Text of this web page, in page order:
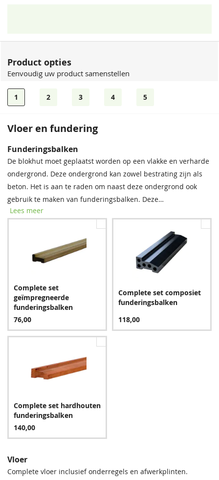
Product opties
Eenvoudig uw product samenstellen
1 2 3 4 5
Vloer en fundering
Tegen een meerprijs kunt u EPDM mee laten leveren. Bij het
pakket worden lijm en handschoenen geleverd. Inclusief
montagehandleiding.
255,00
Funderingsbalken
De blokhut moet geplaatst worden op een vlakke en verharde
ondergrond. Deze ondergrond kan zowel bestrating zijn als
beton. Het is aan te raden om naast deze ondergrond ook
gebruik te maken van funderingsbalken. Deze
funderingsbalken moeten onder de onderste wandlagen van
rechtstreeks in het regenwater komt te staan. De blokhut
wordt door de funderingsbalken beschermd tegen vocht en
schimmel, en de levensduur wordt verlengd. Wij raden u dan
ook ten zeerste aan één van de complete sets bij te bestellen.
Lees meer
Complete set
geïmpregneerde
funderingsbalken
76,00
Complete set composiet
funderingsbalken
118,00
Complete set hardhouten
funderingsbalken
140,00
Vloer
Complete vloer inclusief onderregels en afwerkplinten.